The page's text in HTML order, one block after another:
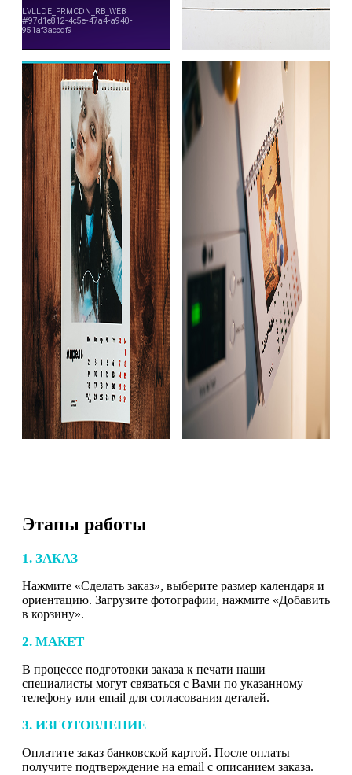
Этапы работы
1. ЗАКАЗ
Нажмите «Сделать заказ», выберите размер календаря и
ориентацию. Загрузите фотографии, нажмите «Добавить
в корзину».
2. МАКЕТ
В процессе подготовки заказа к печати наши
специалисты могут связаться с Вами по указанному
телефону или email для согласования деталей.
3. ИЗГОТОВЛЕНИЕ
Оплатите заказ банковской картой. После оплаты
получите подтверждение на email с описанием заказа.